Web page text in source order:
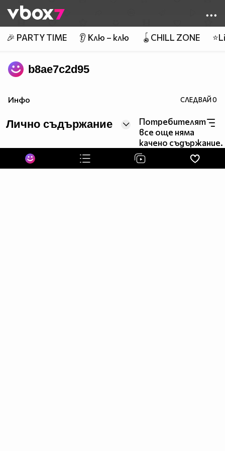
👾
🎉 PARTY TIME 👂 Клю – клю 🪀CHILL ZONE
b8ae7c2d95
Инфо СЛЕДВАЙ0
Лично съдържание
Потребителят
все още няма
качено съдържание.